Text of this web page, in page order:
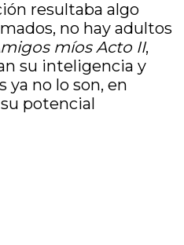
resultaba algo
no hay adultos
míos Acto II,
su inteligencia y
no lo son, en
potencial